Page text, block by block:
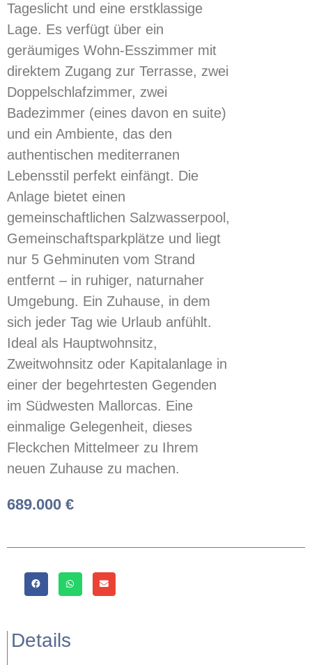
Tageslicht und eine erstklassige
Lage. Es verfügt über ein
geräumiges Wohn-Esszimmer mit
direktem Zugang zur Terrasse, zwei
Doppelschlafzimmer, zwei
Badezimmer (eines davon en suite)
und ein Ambiente, das den
authentischen mediterranen
Lebensstil perfekt einfängt. Die
Anlage bietet einen
gemeinschaftlichen Salzwasserpool,
Gemeinschaftsparkplätze und liegt
nur 5 Gehminuten vom Strand
entfernt – in ruhiger, naturnaher
Umgebung. Ein Zuhause, in dem
sich jeder Tag wie Urlaub anfühlt.
Ideal als Hauptwohnsitz,
Zweitwohnsitz oder Kapitalanlage in
einer der begehrtesten Gegenden
im Südwesten Mallorcas. Eine
einmalige Gelegenheit, dieses
Fleckchen Mittelmeer zu Ihrem
neuen Zuhause zu machen.
689.000 €
Details